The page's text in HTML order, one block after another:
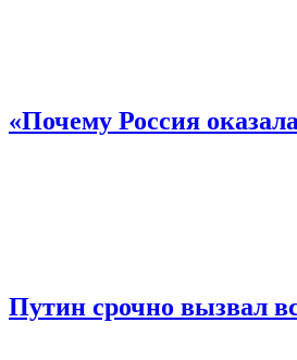
«Почему Россия
Путин срочно вызвал